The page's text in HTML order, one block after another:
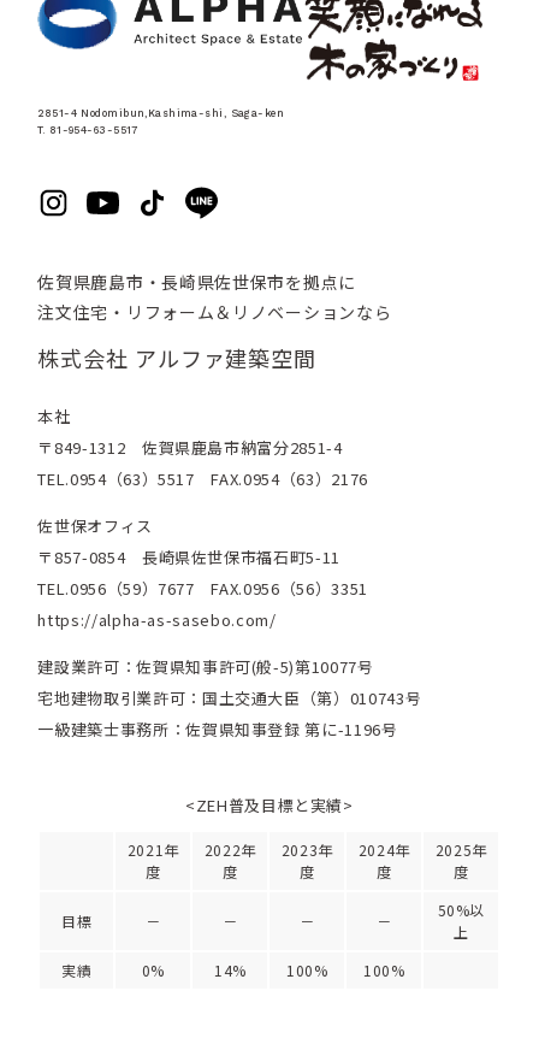
2851-4 Nodomibun,Kashima-shi, Saga-ken
T. 81-954-63-5517
佐賀県鹿島市・長崎県佐世保市を拠点に
注文住宅・リフォーム＆リノベーションなら
株式会社 アルファ建築空間
本社
〒849-1312 佐賀県鹿島市納富分2851-4
TEL.0954（63）5517 FAX.0954（63）2176
佐世保オフィス
〒857-0854 長崎県佐世保市福石町5-11
TEL.0956（59）7677 FAX.0956（56）3351
https://alpha-as-sasebo.com/
建設業許可：佐賀県知事許可(般-5)第10077号
宅地建物取引業許可：国土交通大臣（第）010743号
一級建築士事務所：佐賀県知事登録 第に-1196号
<ZEH普及目標と実績>
2021年
度
2022年
度
2023年
度
2024年
度
2025年
度
目標 － － － －
50%以
上
実績
0% 14% 100% 100%